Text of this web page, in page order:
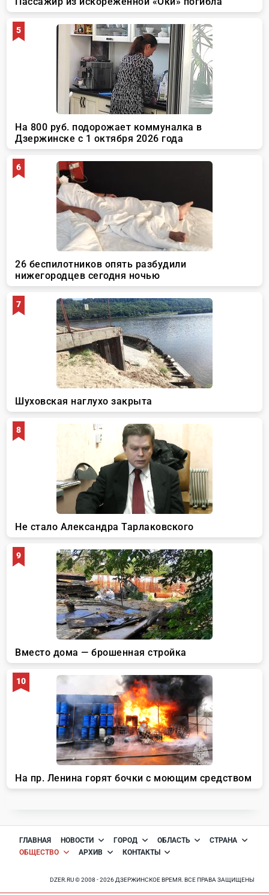
ГЛАВНАЯ НОВОСТИ ГОРОД ОБЛАСТЬ
СТРАНА
ОБЩЕСТВО
АРХИВ КОНТАКТЫ
DZER.RU © 2008 - 2026 ДЗЕРЖИНСКОЕ ВРЕМЯ. ВСЕ ПРАВА ЗАЩИЩЕНЫ